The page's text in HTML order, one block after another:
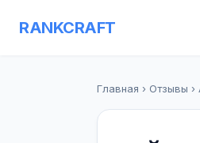
RANKCRAFT
Главная › Отзывы ›